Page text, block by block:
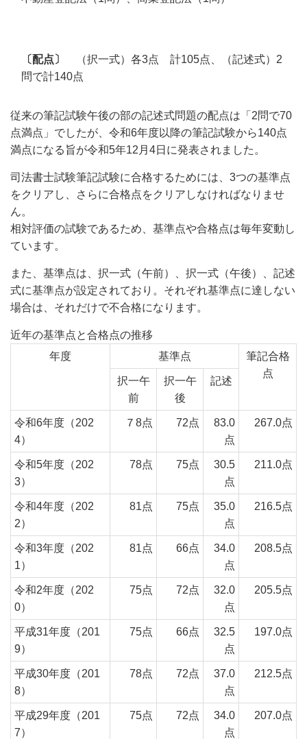
〔配点〕
（択一式）各3点 計105点、（記述式）2
問で計140点
従来の筆記試験午後の部の記述式問題の配点は「2問で70
点満点」でしたが、令和6年度以降の筆記試験から140点
満点になる旨が令和5年12月4日に発表されました。
司法書士試験筆記試験に合格するためには、3つの基準点
をクリアし
、さらに合格点をクリアしなければなりませ
ん。
相対評価の試験であるため、基準点や合格点は毎年変動し
ています。
また、基準点は、択一式（午前）、択一式（午後）、記述
式に基準点が設定されており。それぞれ基準点に達しない
場合は、それだけで不合格になります。
近年の基準点と合格点の推移
年度
基準点
筆記合格
点
択一午
前
択一午
後
記述
令和6年度（202
4）
７8点 72点
83.0
点
267.0点
令和5年度（202
3）
78点 75点
30.5
点
211.0点
令和4年度（202
2）
81点 75点
35.0
点
216.5点
令和3年度（202
1）
81点 66点
34.0
点
208.5点
令和2年度（202
0）
75点 72点
32.0
点
205.5点
平成31年度（201
9）
75点 66点
32.5
点
197.0点
平成30年度（201
8）
78点 72点
37.0
点
212.5点
平成29年度（201
7）
75点 72点
34.0
点
207.0点